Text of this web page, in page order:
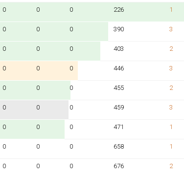
0 0 0 226 1
0 0 0 390 3
0 0 0 403 2
0 0 0 446 3
0 0 0 455 2
0 0 0 459 3
0 0 0 471 1
0 0 0 658 1
0 0 0 676 2